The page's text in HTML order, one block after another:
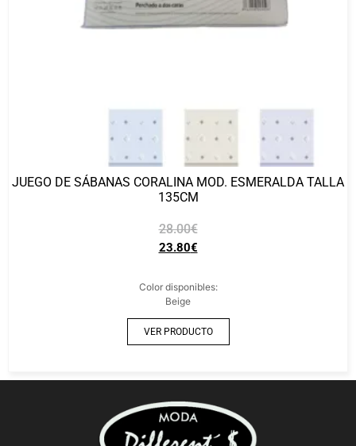
JUEGO DE SÁBANAS CORALINA MOD. ESMERALDA TALLA
135CM
28.00€
23.80€
Color disponibles:
Beige
VER PRODUCTO